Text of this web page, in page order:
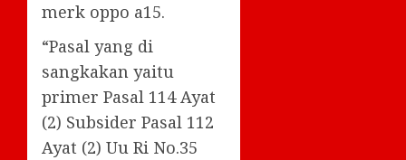
merk oppo a15.
“Pasal yang di
sangkakan yaitu
primer Pasal 114 Ayat
(2) Subsider Pasal 112
Ayat (2) Uu Ri No.35